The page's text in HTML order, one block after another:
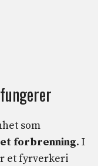
som
forbrenning. I
et fyrverkeri